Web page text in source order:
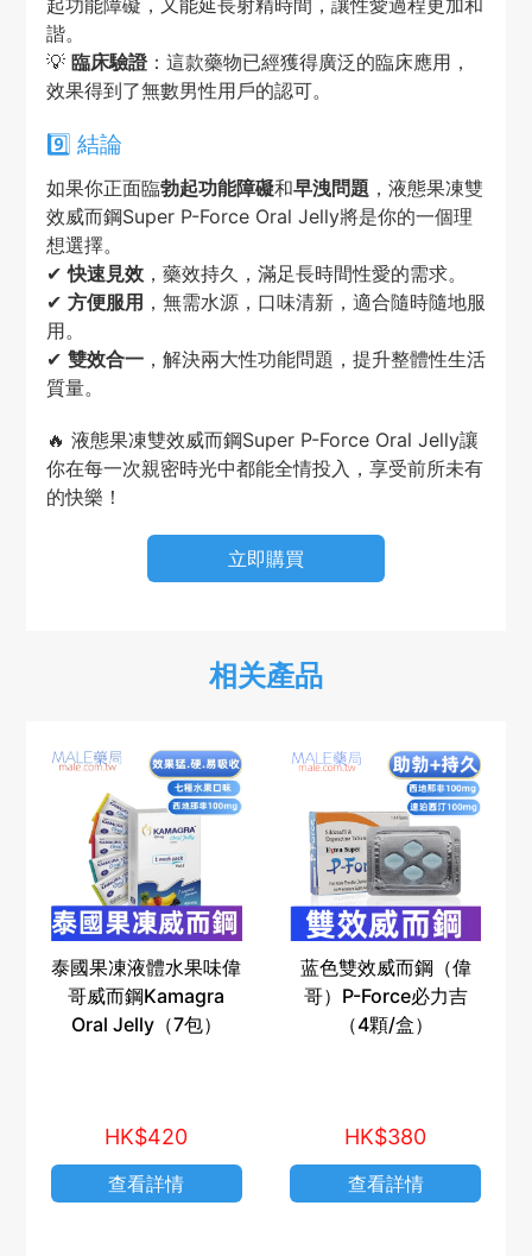
起功能障礙，又能延長射精時間，讓性愛過程更加和
諧。
💡 臨床驗證：這款藥物已經獲得廣泛的臨床應用，
效果得到了無數男性用戶的認可。
9️⃣ 結論
如果你正面臨勃起功能障礙和早洩問題 ，液態果凍雙
效威而鋼Super P-Force Oral Jelly將是你的一個理
想選擇。
✔快速見效，藥效持久，滿足長時間性愛的需求。
✔ 方便服用 ，無需水源，口味清新，適合隨時隨地服
用。
✔ 雙效合一，解決兩大性功能問題，提升整體性生活
質量。
🔥 液態果凍雙效威而鋼Super P-Force Oral Jelly讓
你在每一次親密時光中都能全情投入，享受前所未有
的快樂！
立即購買
相关產品
泰國果凍液體水果味偉
哥威而鋼Kamagra
Oral Jelly（7包）
HK$420
查看詳情
蓝色雙效威而鋼（偉
哥）P-Force必力吉
（4顆/盒）
HK$380
查看詳情